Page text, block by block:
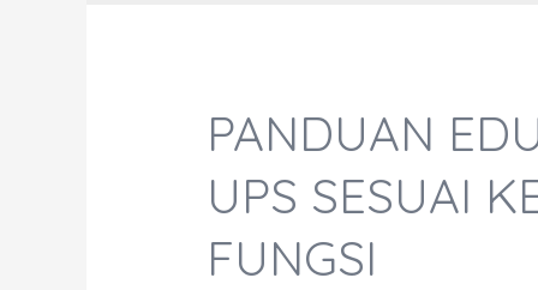
PANDUAN
UPS SESUAI
FUNGSI